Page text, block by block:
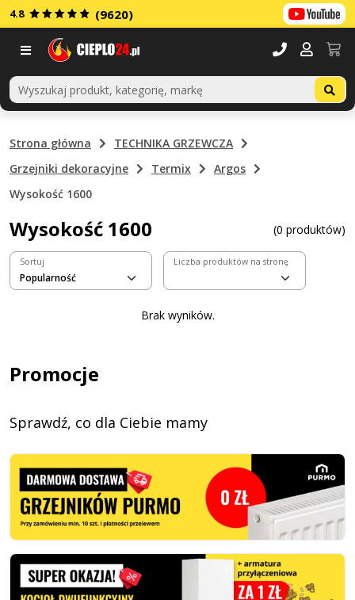
4.8 (9620)
Strona główna
TECHNIKA GRZEWCZA
Grzejniki dekoracyjne
Termix
Argos
Wysokość 1600
Wysokość 1600 (0 produktów)
Sortuj Liczba produktów na stronę
Brak wyników.
Promocje
Sprawdź, co dla Ciebie mamy